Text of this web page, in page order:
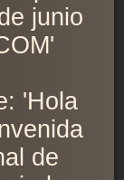
junio
'Hola
de